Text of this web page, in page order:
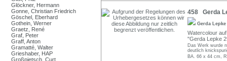
Glöckner, Hermann
Gonne, Christian Friedrich
Göschel, Eberhard
Gothein, Werner
Graetz, René
Graf, Peter
Graff, Anton
Gramatté, Walter
Grieshaber, HAP
Großpietsch, Curt
458 Gerda
Gerda Lepke
Watercolour
"Gerda Lepke
Das Werk wurde
deutlich
BA. 66 x 44 cm,